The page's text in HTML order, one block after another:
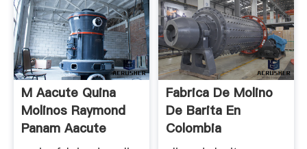
M Aacute Quina
Molinos Raymond
Panam Aacute
Fabrica De Molino
De Barita En
Colombia